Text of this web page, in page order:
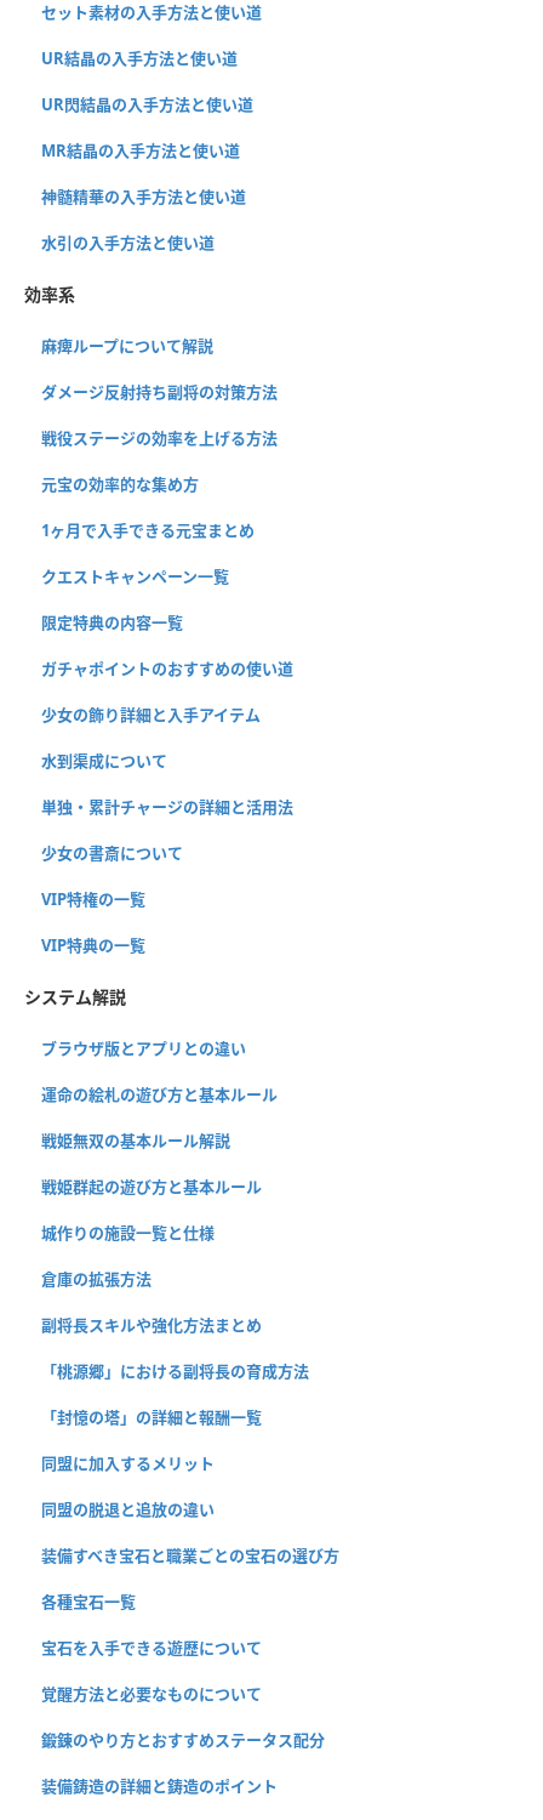
セット素材の入手方法と使い道
UR結晶の入手方法と使い道
UR閃結晶の入手方法と使い道
MR結晶の入手方法と使い道
神髄精華の入手方法と使い道
水引の入手方法と使い道
効率系
麻痺ループについて解説
ダメージ反射持ち副将の対策方法
戦役ステージの効率を上げる方法
元宝の効率的な集め方
1ヶ月で入手できる元宝まとめ
クエストキャンペーン一覧
限定特典の内容一覧
ガチャポイントのおすすめの使い道
少女の飾り詳細と入手アイテム
水到渠成について
単独・累計チャージの詳細と活用法
少女の書斎について
VIP特権の一覧
VIP特典の一覧
システム解説
ブラウザ版とアプリとの違い
運命の絵札の遊び方と基本ルール
戦姫無双の基本ルール解説
戦姫群起の遊び方と基本ルール
城作りの施設一覧と仕様
倉庫の拡張方法
副将長スキルや強化方法まとめ
「桃源郷」における副将長の育成方法
「封憶の塔」の詳細と報酬一覧
同盟に加入するメリット
同盟の脱退と追放の違い
装備すべき宝石と職業ごとの宝石の選び方
各種宝石一覧
宝石を入手できる遊歴について
覚醒方法と必要なものについて
鍛錬のやり方とおすすめステータス配分
装備鋳造の詳細と鋳造のポイント